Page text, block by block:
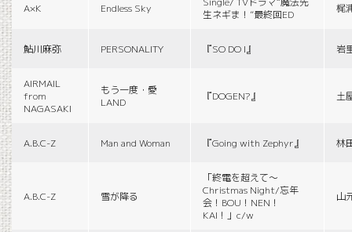
A×K Endless Sky
生ネギま！”最終回ED
梶
鮎川麻弥 PERSONALITY 『SO DO I』 岩
AIRMAIL
from
NAGASAKI
もう一度・愛
LAND
『DOGEN?』 土
A.B.C-Z Man and Woman 『Going with Zephyr』 林
A.B.C-Z 雪が降る
「終電を超えて～
Christmas Night/忘年
会！BOU！NEN！
KAI！」c/w
山